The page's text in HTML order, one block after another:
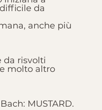
da
anche più
da risvolti
molto altro
MUSTARD.